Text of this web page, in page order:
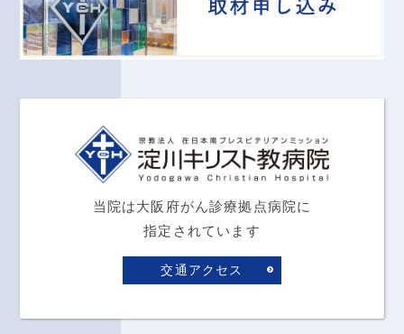
当院は大阪府がん診療拠点病院に
指定されています
交通アクセス